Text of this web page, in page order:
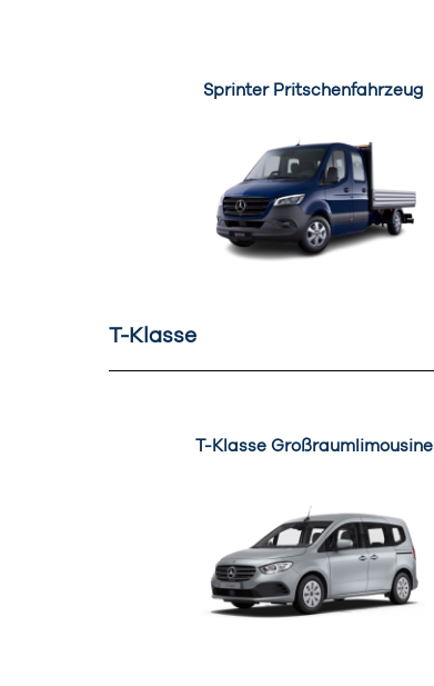
Sprinter Pritschenfahrzeug
T-Klasse
T-Klasse Großraumlimousine